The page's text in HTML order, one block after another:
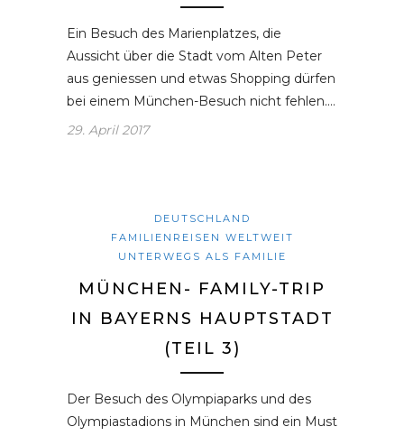
Ein Besuch des Marienplatzes, die
Aussicht über die Stadt vom Alten Peter
aus geniessen und etwas Shopping dürfen
bei einem München-Besuch nicht fehlen.…
29. April 2017
DEUTSCHLAND
FAMILIENREISEN WELTWEIT
UNTERWEGS ALS FAMILIE
MÜNCHEN- FAMILY-TRIP
IN BAYERNS HAUPTSTADT
(TEIL 3)
Der Besuch des Olympiaparks und des
Olympiastadions in München sind ein Must